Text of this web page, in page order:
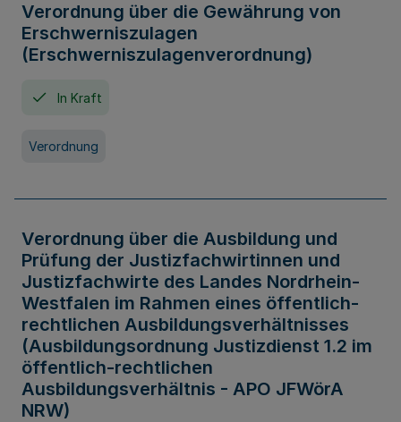
Verordnung über die Gewährung von
Erschwerniszulagen
(Erschwerniszulagenverordnung)
In Kraft
Verordnung
Verordnung über die Ausbildung und
Prüfung der Justizfachwirtinnen und
Justizfachwirte des Landes Nordrhein-
Westfalen im Rahmen eines öffentlich-
rechtlichen Ausbildungsverhältnisses
(Ausbildungsordnung Justizdienst 1.2 im
öffentlich-rechtlichen
Ausbildungsverhältnis - APO JFWörA
NRW)